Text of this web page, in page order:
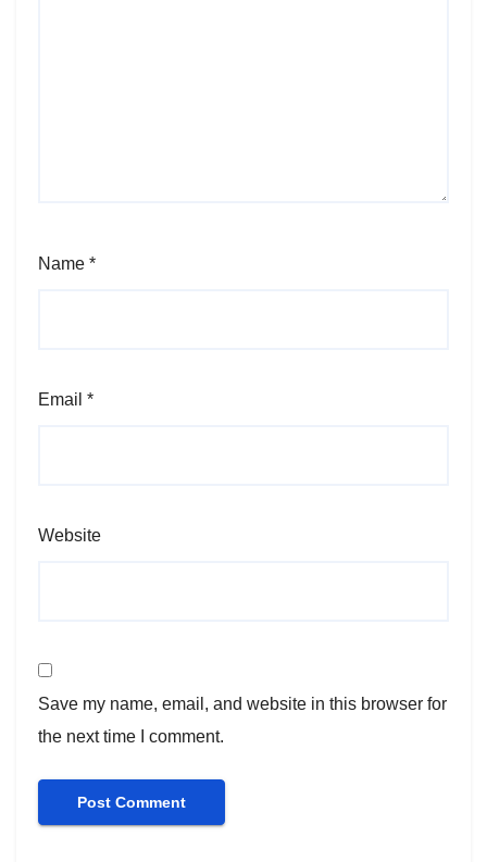
Name *
Email *
Website
Save my name, email, and website in this browser for
the next time I comment.